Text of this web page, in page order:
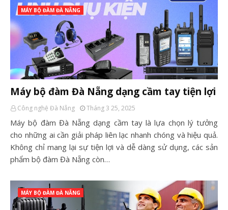
MÁY BỘ ĐÀM ĐÀ NẴNG
Máy bộ đàm Đà Nẵng dạng cầm tay tiện lợi
Công nghệ Đà Nẵng Tháng 3 25, 2025
Máy bộ đàm Đà Nẵng dạng cầm tay là lựa chọn lý tưởng
cho những ai cần giải pháp liên lạc nhanh chóng và hiệu quả.
Không chỉ mang lại sự tiện lợi và dễ dàng sử dụng, các sản
phẩm bộ đàm Đà Nẵng còn…
MÁY BỘ ĐÀM ĐÀ NẴNG